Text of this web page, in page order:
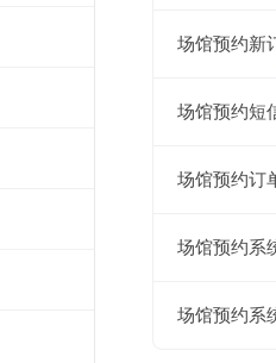
场馆预约新
场馆预约短
场馆预约订
场馆预约系
场馆预约系